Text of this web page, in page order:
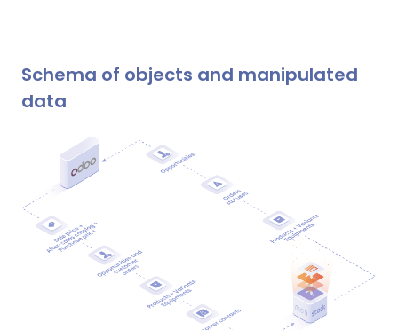
Schema of objects and manipulated
data